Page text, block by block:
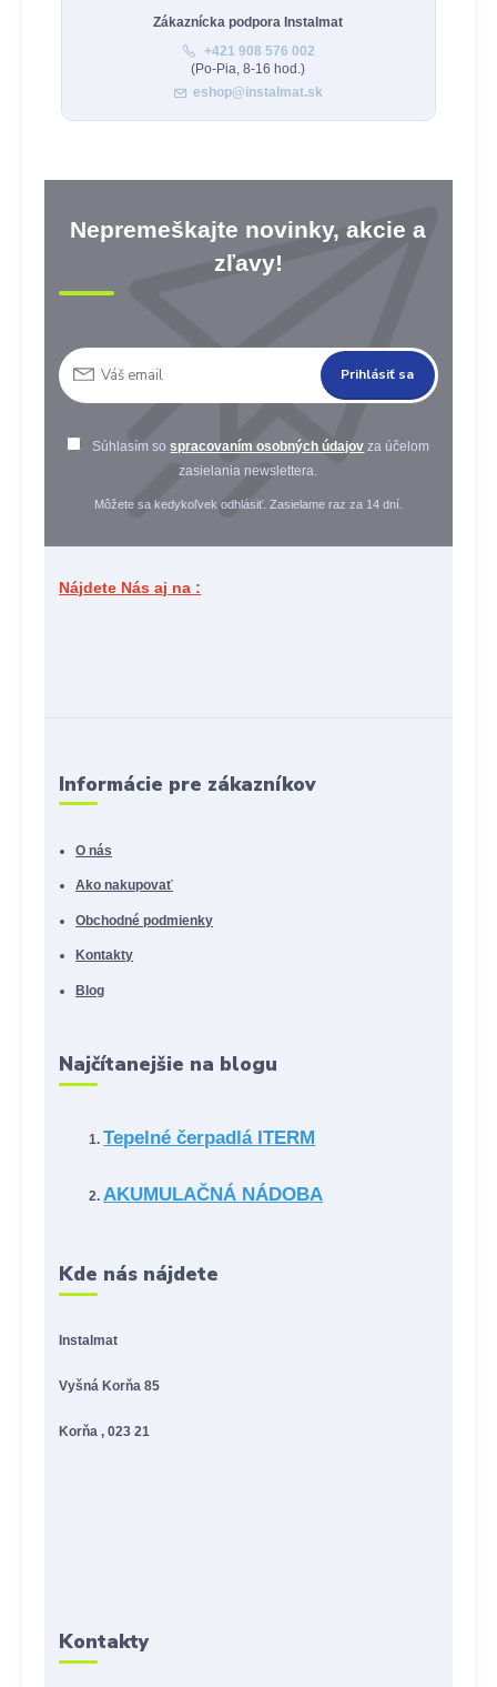
Zákaznícka podpora Instalmat
+421 908 576 002
(Po-Pia, 8-16 hod.)
eshop@instalmat.sk
Nepremeškajte novinky, akcie a
zľavy!
Prihlásiť sa
Súhlasím sospracovaním osobných údajov za účelom
zasielania newslettera.
Môžete sa kedykoľvek odhlásiť. Zasielame raz za 14 dní.
Nájdete Nás aj na :
Informácie pre zákazníkov
O nás
Ako nakupovať
Obchodné podmienky
Kontakty
Blog
Najčítanejšie na blogu
Tepelné čerpadlá ITERM
AKUMULAČNÁ NÁDOBA
Kde nás nájdete
Instalmat
Vyšná Korňa 85
Korňa , 023 21
Kontakty